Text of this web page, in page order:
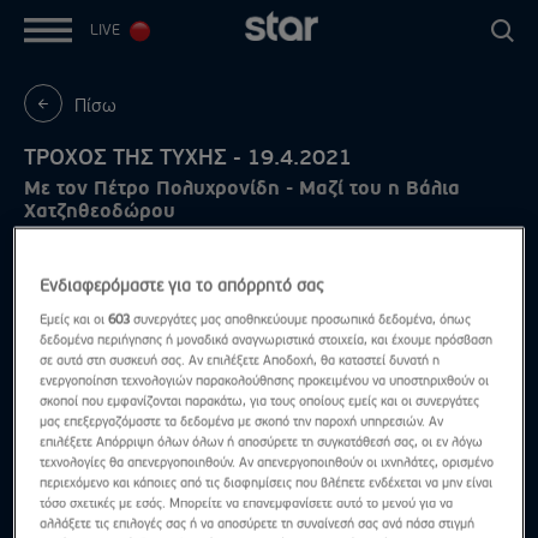
LIVE
Πίσω
ΤΡΟΧΟΣ ΤΗΣ ΤΥΧΗΣ - 19.4.2021
Με τον Πέτρο Πολυχρονίδη - Μαζί του η Βάλια
Χατζηθεοδώρου
Ενδιαφερόμαστε για το απόρρητό σας
Εμείς και οι603 συνεργάτες μας αποθηκεύουμε προσωπικά δεδομένα, όπως
δεδομένα περιήγησης ή μοναδικά αναγνωριστικά στοιχεία, και έχουμε πρόσβαση
σε αυτά στη συσκευή σας. Αν επιλέξετε Αποδοχή, θα καταστεί δυνατή η
ενεργοποίηση τεχνολογιών παρακολούθησης προκειμένου να υποστηριχθούν οι
σκοποί που εμφανίζονται παρακάτω, για τους οποίους εμείς και οι συνεργάτες
μας επεξεργαζόμαστε τα δεδομένα με σκοπό την παροχή υπηρεσιών. Αν
επιλέξετε Απόρριψη όλων όλων ή αποσύρετε τη συγκατάθεσή σας, οι εν λόγω
τεχνολογίες θα απενεργοποιηθούν. Αν απενεργοποιηθούν οι ιχνηλάτες, ορισμένο
περιεχόμενο και κάποιες από τις διαφημίσεις που βλέπετε ενδέχεται να μην είναι
τόσο σχετικές με εσάς. Μπορείτε να επανεμφανίσετε αυτό το μενού για να
αλλάξετε τις επιλογές σας ή να αποσύρετε τη συναίνεσή σας ανά πάσα στιγμή